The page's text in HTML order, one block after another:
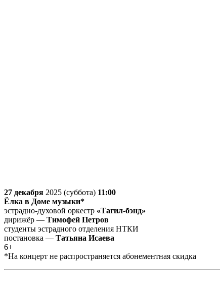
27 декабря 2025 (суббота) 11:00
Ёлка в Доме музыки*
эстрадно-духовой оркестр «Тагил-бэнд»
дирижёр — Тимофей Петров
студенты эстрадного отделения НТКИ
постановка — Татьяна Исаева
6+
*На концерт не распространяется абонементная скидка